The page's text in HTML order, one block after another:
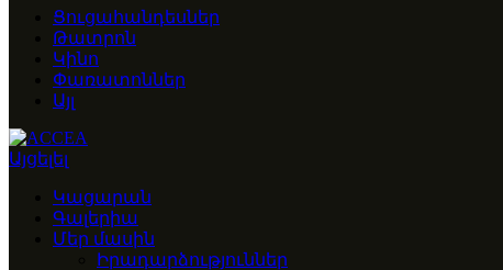
Ցուցահանդեսներ
Թատրոն
Կինո
Փառատոններ
Այլ
Այցելել
Կացարան
Գալերիա
Մեր մասին
Իրադարձություններ